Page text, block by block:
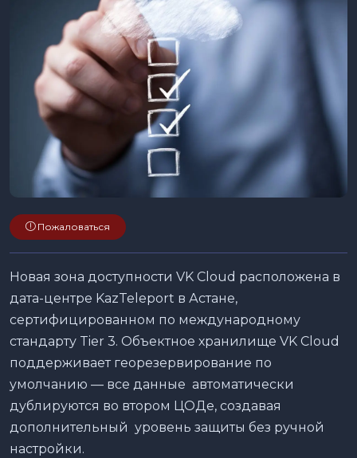
Пожаловаться
Новая зона доступности VK Cloud расположена в
дата-центре KazTeleport в Астане,
сертифицированном по международному
стандарту Tier 3. Объектное хранилище VK Cloud
поддерживает георезервирование по
умолчанию — все данные автоматически
дублируются во втором ЦОДе, создавая
дополнительный уровень защиты без ручной
настройки.